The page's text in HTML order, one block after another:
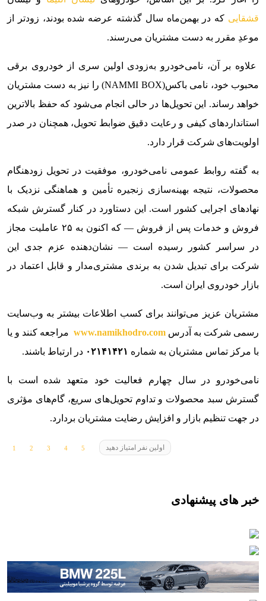
قشقایی که در بهمن‌ماه سال گذشته عرضه شده بودند، زودتر از
موعدِ مقرر به دست مشتریان می‌رسند.
علاوه بر آن، نامی‌خودرو به‌زودی اولین سری از خودروی برقی
محبوب خود، نامی باکس(NAMMI BOX) را نیز به دست مشتریان
خواهد رساند. این تحویل‌ها در حالی انجام می‌شود که حفظ بالاترین
استانداردهای کیفی و رعایت دقیق ضوابط تحویل، همچنان در صدر
اولویت‌های شرکت قرار دارد.
به گفته روابط عمومی نامی‌خودرو، موفقیت در تحویل زودهنگام
محصولات، نتیجه بهینه‌سازی زنجیره تأمین و هماهنگی نزدیک با
نهادهای اجرایی کشور است. این دستاورد در کنار گسترش شبکه
فروش و خدمات پس از فروش — که اکنون به ۲۵ عاملیت مجاز
در سراسر کشور رسیده است — نشان‌دهنده عزم جدی این
شرکت برای تبدیل شدن به برندی مشتری‌مدار و قابل اعتماد در
بازار خودروی ایران است.
مشتریان عزیز می‌توانند برای کسب اطلاعات بیشتر به وب‌سایت
رسمی شرکت به آدرس www.namikhodro.com مراجعه کنند و یا
با مرکز تماس مشتریان به شماره ۰۲۱۴۱۴۲۱ در ارتباط باشند.
نامی‌خودرو در سال چهارم فعالیت خود متعهد شده است با
گسترش سبد محصولات و تداوم تحویل‌های سریع، گام‌های مؤثری
در جهت تنظیم بازار و افزایش رضایت مشتریان بردارد.
اولین نفر امتیاز دهید
خبر های پیشنهادی